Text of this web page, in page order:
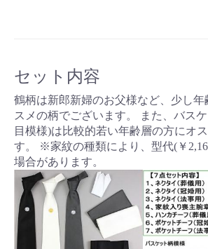
セット内容
鶴柄は新郎新婦のお父様など、少し年
スメの柄でございます。 また、バス
目模様)は比較的若い年齢層の方にオ
す。 ※家紋の種類により、型代(￥
場合があります。